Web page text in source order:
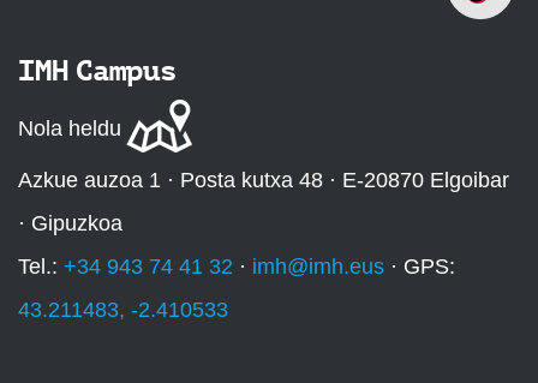
IMH Campus
Nola heldu
Azkue auzoa 1 · Posta kutxa 48 · E-20870 Elgoibar
· Gipuzkoa
Tel.: +34 943 74 41 32 · imh@imh.eus · GPS:
43.211483, -2.410533